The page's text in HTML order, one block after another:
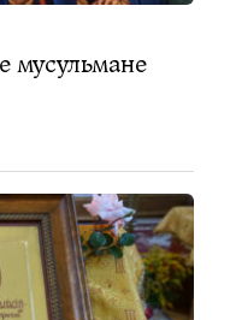
мусульмане